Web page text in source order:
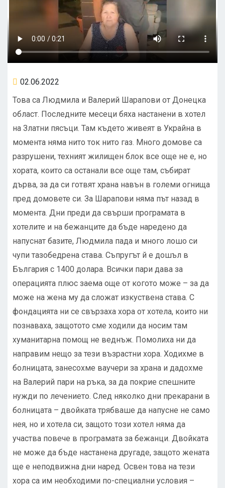
02.06.2022
Това са Людмила и Валерий Шарапови от Донецка
област. Последните месеци бяха настанени в хотел
на Златни пясъци. Там където живеят в Украйна в
момента няма нито ток нито газ. Много домове са
разрушени, техният жилищен блок все още не е, но
хората, които са останали все още там, събират
дърва, за да си готвят храна навън в големи огнища
пред домовете си. За Шарапови няма път назад в
момента. Дни преди да свърши програмата в
хотелите и на бежанците да бъде наредено да
напуснат базите, Людмила пада и много лошо си
чупи тазобедрена става. Съпругът й е дошъл в
България с 1400 долара. Всички пари дава за
операцията плюс заема още от когото може – за да
може на жена му да сложат изкуствена става. С
фондацията ни се свързаха хора от хотела, които ни
познаваха, защотото сме ходили да носим там
хуманитарна помощ не веднъж. Помолиха ни да
направим нещо за тези възрастни хора. Ходихме в
болницата, занесохме ваучери за храна и дадохме
на Валерий пари на ръка, за да покрие спешните
нужди по лечението. След няколко дни прекарани в
болницата – двойката трябваше да напусне не само
нея, но и хотела си, защото този хотел няма да
участва повече в програмата за бежанци. Двойката
не може да бъде настанена другаде, защото жената
ще е неподвижна дни наред. Освен това на тези
хора са им необходими по-специални условия –